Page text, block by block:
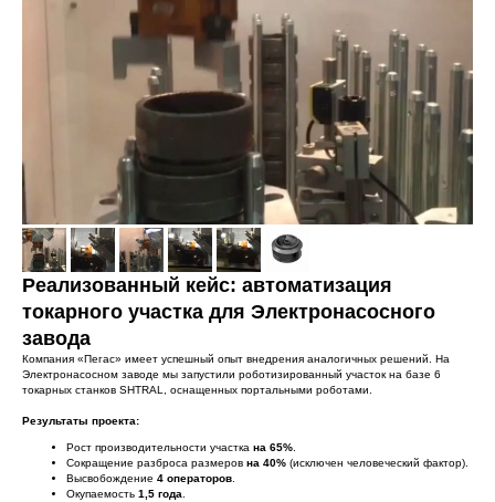
Реализованный кейс: автоматизация
токарного участка для Электронасосного
завода
Компания «Пегас» имеет успешный опыт внедрения аналогичных решений. На
Электронасосном заводе мы запустили роботизированный участок на базе 6
токарных станков SHTRAL, оснащенных портальными роботами.
Результаты проекта:
Рост производительности участка на 65%.
Сокращение разброса размеров на 40% (исключен человеческий фактор).
Высвобождение 4 операторов.
Окупаемость 1,5 года.